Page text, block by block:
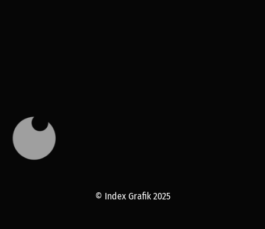
© Index Grafik 2025